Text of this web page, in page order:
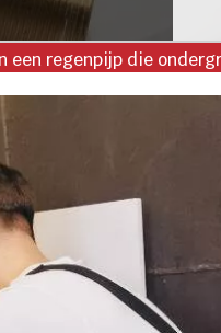
een regenpijp die